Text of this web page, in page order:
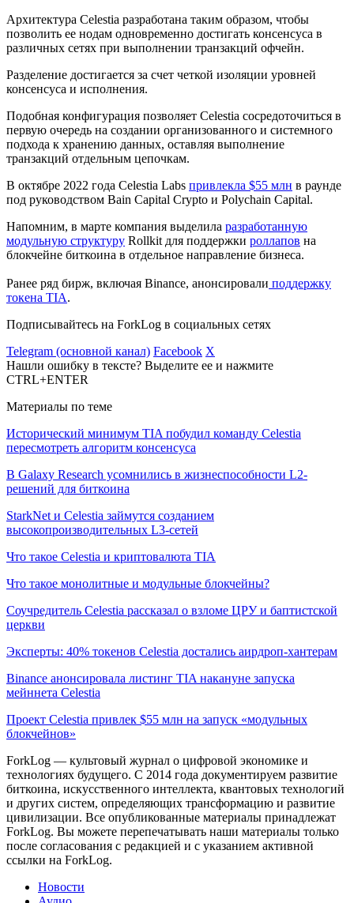
Архитектура Celestia разработана таким образом, чтобы
позволить ее нодам одновременно достигать консенсуса в
различных сетях при выполнении транзакций офчейн.
Разделение достигается за счет четкой изоляции уровней
консенсуса и исполнения.
Подобная конфигурация позволяет Celestia сосредоточиться в
первую очередь на создании организованного и системного
подхода к хранению данных, оставляя выполнение
транзакций отдельным цепочкам.
В октябре 2022 года Celestia Labs привлекла $55 млн в раунде
под руководством Bain Capital Crypto и Polychain Capital.
Напомним, в марте компания выделила разработанную
модульную структуру Rollkit для поддержки роллапов на
блокчейне биткоина в отдельное направление бизнеса.
Ранее ряд бирж, включая Binance, анонсировали поддержку
токена TIA.
Подписывайтесь на ForkLog в социальных сетях
Telegram (основной канал) Facebook X
Нашли ошибку в тексте? Выделите ее и нажмите
CTRL+ENTER
Материалы по теме
Исторический минимум TIA побудил команду Celestia
пересмотреть алгоритм консенсуса
В Galaxy Research усомнились в жизнеспособности L2-
решений для биткоина
StarkNet и Celestia займутся созданием
высокопроизводительных L3-сетей
Что такое Celestia и криптовалюта TIA
Что такое монолитные и модульные блокчейны?
Соучредитель Celestia рассказал о взломе ЦРУ и баптистской
церкви
Эксперты: 40% токенов Celestia достались аирдроп-хантерам
Binance анонсировала листинг TIA накануне запуска
мейннета Celestia
Проект Celestia привлек $55 млн на запуск «модульных
блокчейнов»
ForkLog — культовый журнал о цифровой экономике и
технологиях будущего. С 2014 года документируем развитие
биткоина, искусственного интеллекта, квантовых технологий
и других систем, определяющих трансформацию и развитие
цивилизации. Все опубликованные материалы принадлежат
ForkLog. Вы можете перепечатывать наши материалы только
после согласования с редакцией и с указанием активной
ссылки на ForkLog.
Новости